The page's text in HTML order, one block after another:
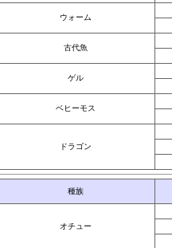
ウォーム
古代魚
ゲル
ベヒーモス
ドラゴン
種族
オチュー